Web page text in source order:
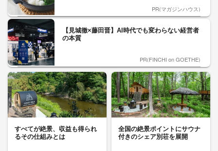
PR(マガジンハウス)
【見城徹×藤田晋】AI時代でも変わらない経営者
の本質
PR(FINCHI on GOETHE)
すべてが絶景、収益も得られ
るその仕組みとは
全国の絶景ポイントにサウナ
付きのシェア別荘を展開